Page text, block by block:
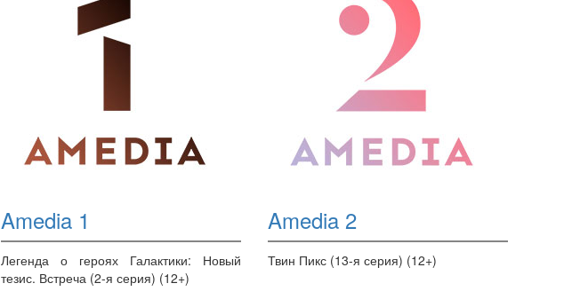
Amedia 1
Легенда о героях Галактики: Новый
тезис. Встреча (2-я серия) (12+)
Amedia 2
Твин Пикс (13-я серия) (12+)